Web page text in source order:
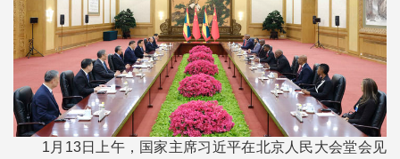
1月13日上午，国家主席习近平在北京人民大会堂会见